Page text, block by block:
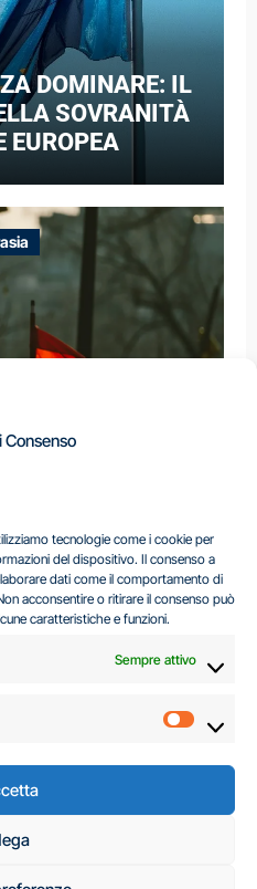
Consenso
tecnologie come i cookie per
del dispositivo. Il consenso a
dati come il comportamento di
acconsentire o ritirare il consenso può
caratteristiche e funzioni.
Sempre attivo
DOMINARE: IL
SOVRANITÀ
EUROPEA
© Tutti i diritti riservati
Centro
Italus